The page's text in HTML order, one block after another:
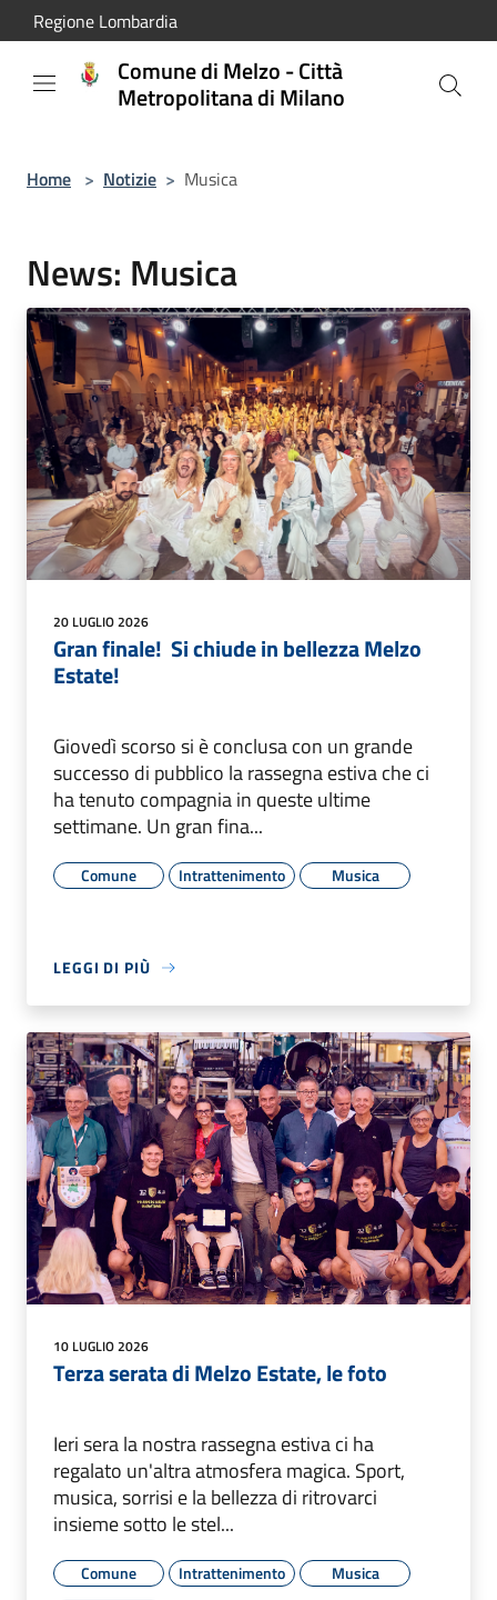
Salta al contenuto principale
Regione Lombardia
Comune di Melzo - Città
Metropolitana di Milano
Home > Notizie > Musica
News: Musica
20 LUGLIO 2026
Gran finale! Si chiude in bellezza Melzo
Estate!
Giovedì scorso si è conclusa con un grande
successo di pubblico la rassegna estiva che ci
ha tenuto compagnia in queste ultime
settimane. Un gran fina...
Comune Intrattenimento Musica
LEGGI DI PIÙ
10 LUGLIO 2026
Terza serata di Melzo Estate, le foto
Ieri sera la nostra rassegna estiva ci ha
regalato un'altra atmosfera magica. Sport,
musica, sorrisi e la bellezza di ritrovarci
insieme sotto le stel...
Comune Intrattenimento
Musica